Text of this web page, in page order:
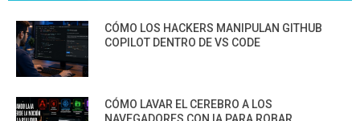
CÓMO LOS HACKERS MANIPULAN GITHUB
COPILOT DENTRO DE VS CODE
CÓMO LAVAR EL CEREBRO A LOS